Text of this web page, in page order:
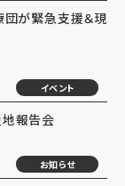
団が緊急支援＆現
イベント
報告会
お知らせ